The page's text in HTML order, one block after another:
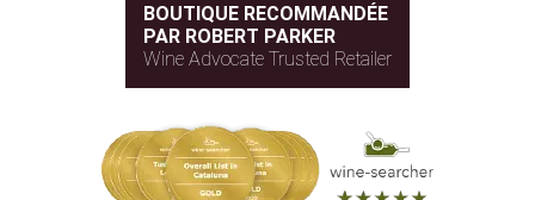
BOUTIQUE RECOMMANDÉE
PAR ROBERT PARKER
Wine Advocate Trusted Retailer